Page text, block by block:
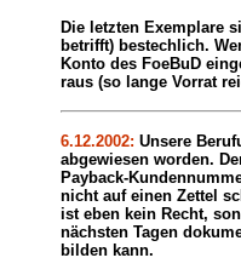
Die letzten Exemplare
betrifft) bestechlich.
Konto des FoeBuD
raus (so lange Vorrat
6.12.2002: Unsere
abgewiesen worden.
Payback-
nicht auf einen Zettel
ist eben kein Recht,
nächsten Tagen
bilden kann.